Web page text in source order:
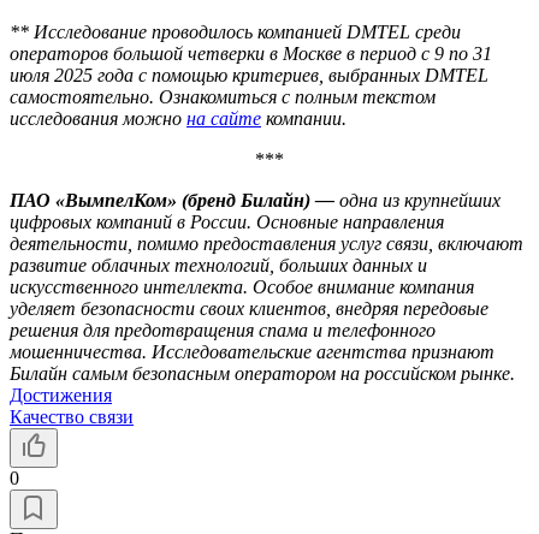
** Исследование проводилось компанией DMTEL среди
операторов большой четверки в Москве в период с 9 по 31
июля 2025 года с помощью критериев, выбранных DMTEL
самостоятельно. Ознакомиться с полным текстом
исследования можно на сайте компании.
***
ПАО «ВымпелКом» (бренд Билайн) — одна из крупнейших
цифровых компаний в России. Основные направления
деятельности, помимо предоставления услуг связи, включают
развитие облачных технологий, больших данных и
искусственного интеллекта. Особое внимание компания
уделяет безопасности своих клиентов, внедряя передовые
решения для предотвращения спама и телефонного
мошенничества. Исследовательские агентства признают
Билайн самым безопасным оператором на российском рынке.
Достижения
Качество связи
0